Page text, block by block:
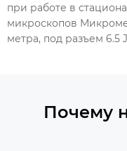
при работе в
микроскопов
метра, под разъем 6.5
Почему